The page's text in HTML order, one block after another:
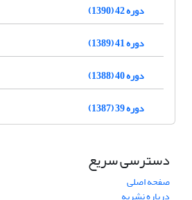
دوره 42 (1390)
دوره 41 (1389)
دوره 40 (1388)
دوره 39 (1387)
دسترسی سریع
صفحه اصلی
درباره نشریه